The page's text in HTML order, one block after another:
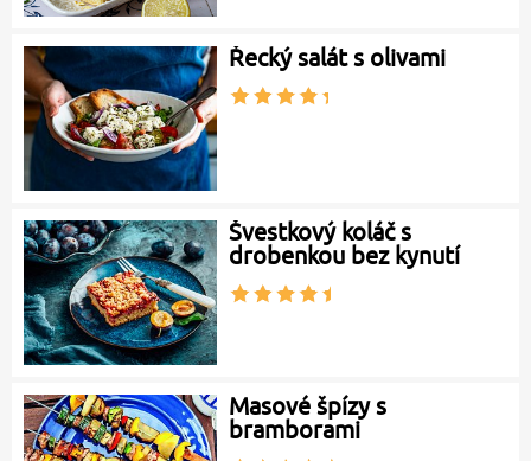
Řecký salát s olivami
Švestkový koláč s
drobenkou bez kynutí
Masové špízy s
bramborami